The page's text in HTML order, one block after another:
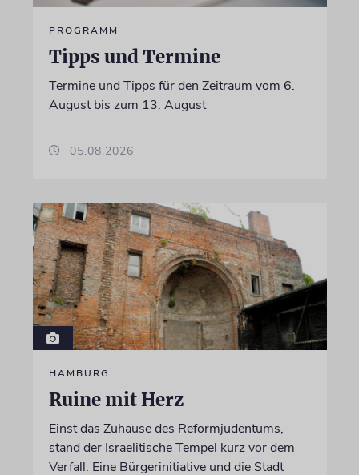
PROGRAMM
Tipps und Termine
Termine und Tipps für den Zeitraum vom 6.
August bis zum 13. August
05.08.2026
HAMBURG
Ruine mit Herz
Einst das Zuhause des Reformjudentums,
stand der Israelitische Tempel kurz vor dem
Verfall. Eine Bürgerinitiative und die Stadt